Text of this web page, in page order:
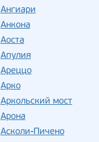
Ангиари
Анкона
Аоста
Апулия
Ареццо
Арко
Аркольский мост
Арона
Асколи-Пичено